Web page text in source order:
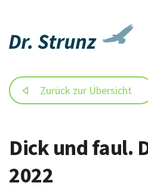
Zurück zur Übersicht
Dick und faul.
2022